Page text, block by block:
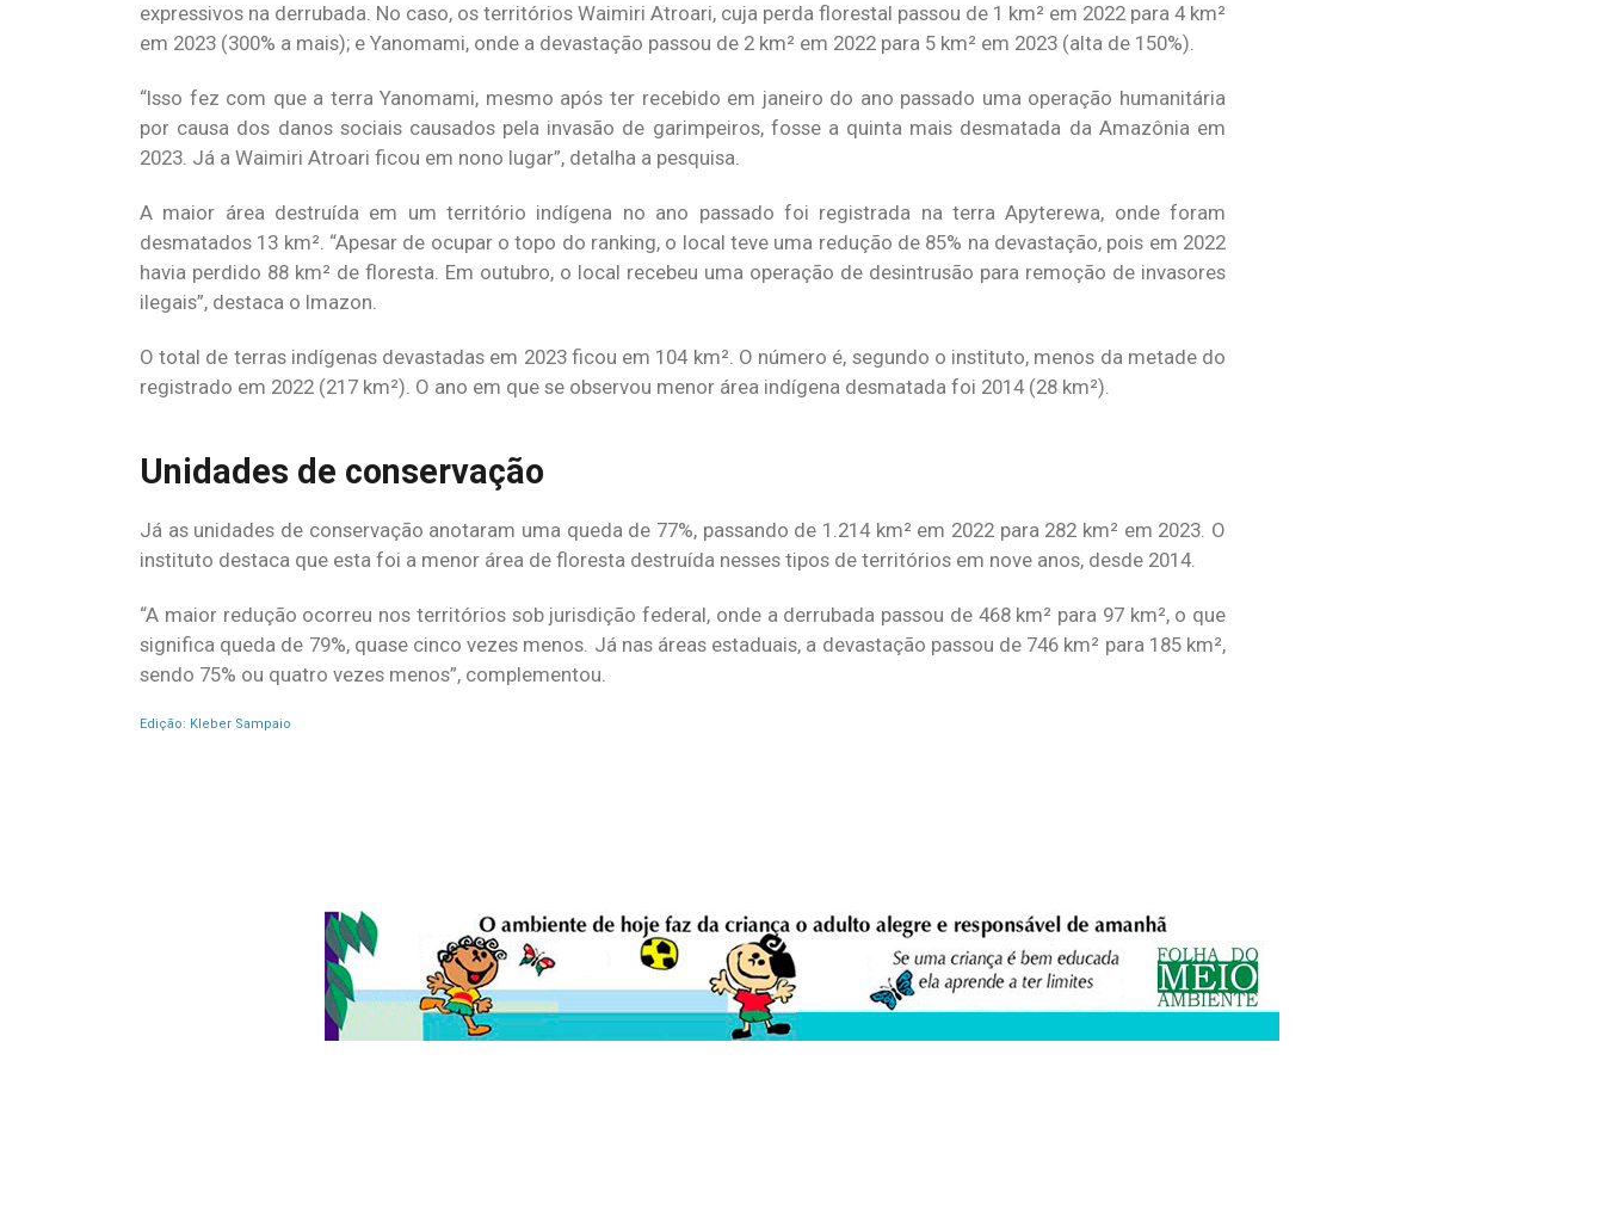
expressivos na derrubada. No caso, os territórios Waimiri Atroari, cuja perda florestal passou de 1 km² em 2022 para 4 km²
em 2023 (300% a mais); e Yanomami, onde a devastação passou de 2 km² em 2022 para 5 km² em 2023 (alta de 150%).
“Isso fez com que a terra Yanomami, mesmo após ter recebido em janeiro do ano passado uma operação humanitária
por causa dos danos sociais causados pela invasão de garimpeiros, fosse a quinta mais desmatada da Amazônia em
2023. Já a Waimiri Atroari ficou em nono lugar”, detalha a pesquisa.
A maior área destruída em um território indígena no ano passado foi registrada na terra Apyterewa, onde foram
desmatados 13 km². “Apesar de ocupar o topo do ranking, o local teve uma redução de 85% na devastação, pois em 2022
havia perdido 88 km² de floresta. Em outubro, o local recebeu uma operação de desintrusão para remoção de invasores
ilegais”, destaca o Imazon.
O total de terras indígenas devastadas em 2023 ficou em 104 km². O número é, segundo o instituto, menos da metade do
registrado em 2022 (217 km²). O ano em que se observou menor área indígena desmatada foi 2014 (28 km²).
Unidades de conservação
Já as unidades de conservação anotaram uma queda de 77%, passando de 1.214 km² em 2022 para 282 km² em 2023. O
instituto destaca que esta foi a menor área de floresta destruída nesses tipos de territórios em nove anos, desde 2014.
“A maior redução ocorreu nos territórios sob jurisdição federal, onde a derrubada passou de 468 km² para 97 km², o que
significa queda de 79%, quase cinco vezes menos. Já nas áreas estaduais, a devastação passou de 746 km² para 185 km²,
sendo 75% ou quatro vezes menos”, complementou.
Edição: Kleber Sampaio